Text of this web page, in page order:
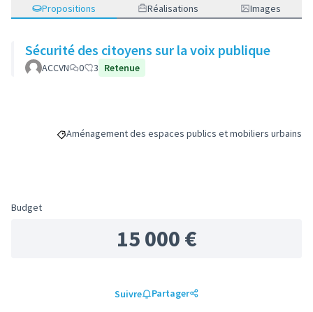
Propositions Réalisations Images
Sécurité des citoyens sur la voix publique
ACCVN 0 3 Retenue
Filtrer les résultats de la catégorie : Aménagement des
Aménagement des espaces publics et mobiliers urbains
Budget
15 000 €
Suivre Partager